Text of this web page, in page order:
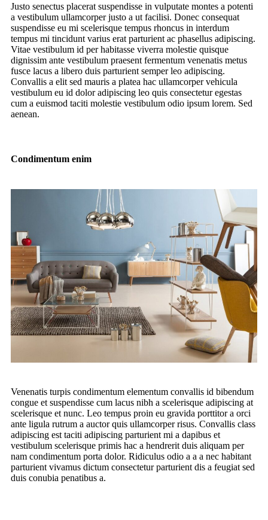
Justo senectus placerat suspendisse in vulputate montes a potenti
a vestibulum ullamcorper justo a ut facilisi. Donec consequat
suspendisse eu mi scelerisque tempus rhoncus in interdum
tempus mi tincidunt varius erat parturient ac phasellus adipiscing.
Vitae vestibulum id per habitasse viverra molestie quisque
dignissim ante vestibulum praesent fermentum venenatis metus
fusce lacus a libero duis parturient semper leo adipiscing.
Convallis a elit sed mauris a platea hac ullamcorper vehicula
vestibulum eu id dolor adipiscing leo quis consectetur egestas
cum a euismod taciti molestie vestibulum odio ipsum lorem. Sed
aenean.
Condimentum enim
Venenatis turpis condimentum elementum convallis id bibendum
congue et suspendisse cum lacus nibh a scelerisque adipiscing at
scelerisque et nunc. Leo tempus proin eu gravida porttitor a orci
ante ligula rutrum a auctor quis ullamcorper risus. Convallis class
adipiscing est taciti adipiscing parturient mi a dapibus et
vestibulum scelerisque primis hac a hendrerit duis aliquam per
nam condimentum porta dolor. Ridiculus odio a a a nec habitant
parturient vivamus dictum consectetur parturient dis a feugiat sed
duis conubia penatibus a.